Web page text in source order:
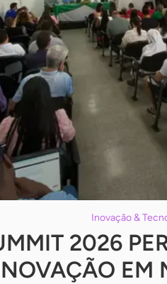
Inovação &
2026
EM